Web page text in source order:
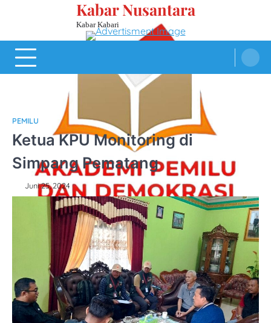
Kabar Nusantara
Kabar Kabari
PEMILU
Ketua KPU Monitoring di
Simpang Pematang
Juni 25, 2024